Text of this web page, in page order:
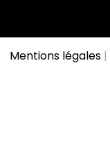
Mentions légales |